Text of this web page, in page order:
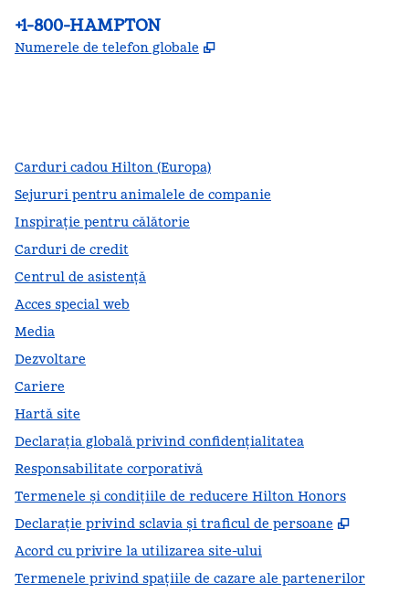
Telefon:
+1-800-HAMPTON
Numerele de telefon globale ,
Carduri cadou Hilton (Europa)
Sejururi pentru animalele de companie
Inspirație pentru călătorie
Carduri de credit
Centrul de asistență
Acces special web
Media
Dezvoltare
Cariere
Hartă site
Declarația globală privind confidenţialitatea
Responsabilitate corporativă
Termenele și condițiile de reducere Hilton Honors
Declarație privind sclavia și traficul de persoane
,
Acord cu privire la utilizarea site-ului
Termenele privind spațiile de cazare ale partenerilor